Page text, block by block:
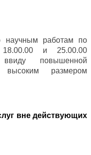
научным работам по
и 25.00.00
ввиду повышенной
высоким размером
вне действующих